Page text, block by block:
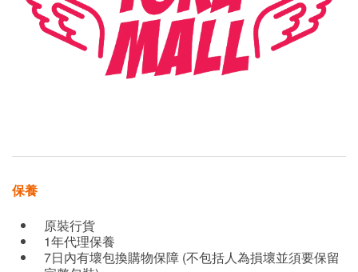
保養
原裝行貨
1年代理保養
7日內有壞包換購物保障 (不包括人為損壞並須要保留